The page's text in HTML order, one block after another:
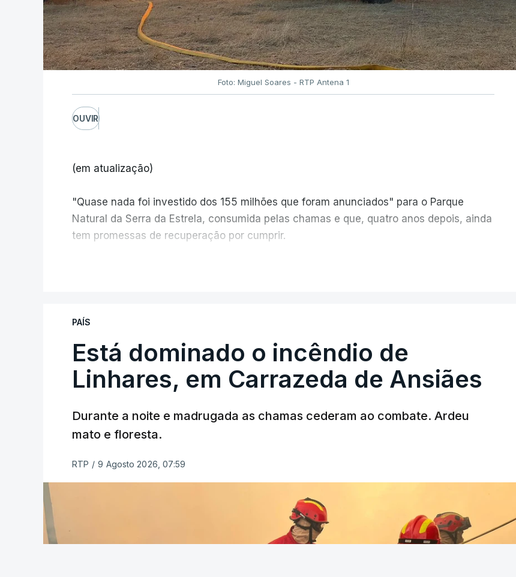
Foto: Miguel Soares - RTP Antena 1
OUVIR
(em atualização)
"Quase nada foi investido dos 155 milhões que foram anunciados" para o Parque
Natural da Serra da Estrela, consumida pelas chamas e que, quatro anos depois, ainda
tem promessas de recuperação por cumprir.
ERRO 100
ERROR ON HTML5 MEDIA ELEMENT
PAÍS
Está dominado o incêndio de
Linhares, em Carrazeda de Ansiães
Durante a noite e madrugada as chamas cederam ao combate. Ardeu
mato e floresta.
RTP / 9 Agosto 2026, 07:59